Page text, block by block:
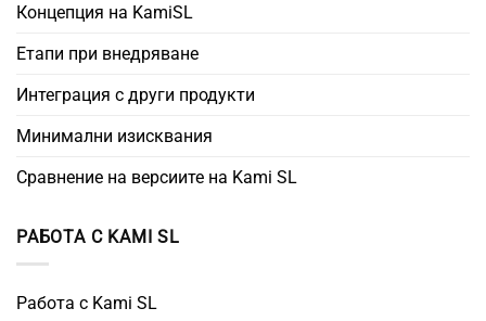
Концепция на KamiSL
Етапи при внедряване
Интеграция с други продукти
Минимални изисквания
Сравнение на версиите на Kami SL
РАБОТА С KAMI SL
Работа с Kami SL